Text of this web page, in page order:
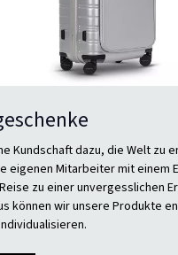
Kundschaft dazu, die Welt zu
eigenen Mitarbeiter mit einem
zu einer unvergesslichen
können wir unsere Produkte